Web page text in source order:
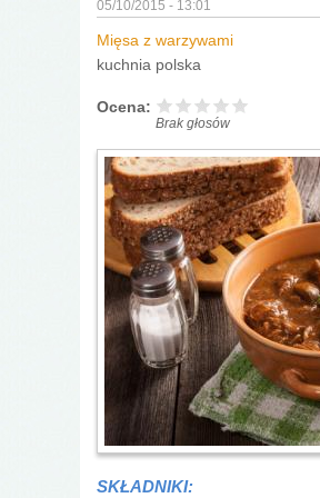
05/10/2015 - 13:01
Mięsa z warzywami
kuchnia polska
Ocena:
Brak głosów
SKŁADNIKI: